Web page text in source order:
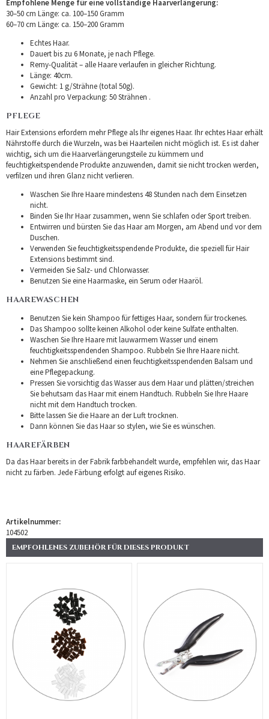
Empfohlene Menge für eine vollständige Haarverlängerung:
30–50 cm Länge: ca. 100–150 Gramm
60–70 cm Länge: ca. 150–200 Gramm
Echtes Haar.
Dauert bis zu 6 Monate, je nach Pflege.
Remy-Qualität – alle Haare verlaufen in gleicher Richtung.
Länge: 40cm.
Gewicht: 1 g/Strähne (total 50g).
Anzahl pro Verpackung: 50 Strähnen .
PFLEGE
Hair Extensions erfordern mehr Pflege als Ihr eigenes Haar. Ihr echtes Haar erhält
Nährstoffe durch die Wurzeln, was bei Haarteilen nicht möglich ist. Es ist daher
wichtig, sich um die Haarverlängerungsteile zu kümmern und
feuchtigkeitspendende Produkte anzuwenden, damit sie nicht trocken werden,
verfilzen und ihren Glanz nicht verlieren.
Waschen Sie Ihre Haare mindestens 48 Stunden nach dem Einsetzen
nicht.
Binden Sie Ihr Haar zusammen, wenn Sie schlafen oder Sport treiben.
Entwirren und bürsten Sie das Haar am Morgen, am Abend und vor dem
Duschen.
Verwenden Sie feuchtigkeitsspendende Produkte, die speziell für Hair
Extensions bestimmt sind.
Vermeiden Sie Salz- und Chlorwasser.
Benutzen Sie eine Haarmaske, ein Serum oder Haaröl.
HAAREWASCHEN
Benutzen Sie kein Shampoo für fettiges Haar, sondern für trockenes.
Das Shampoo sollte keinen Alkohol oder keine Sulfate enthalten.
Waschen Sie Ihre Haare mit lauwarmem Wasser und einem
feuchtigkeitsspendenden Shampoo. Rubbeln Sie Ihre Haare nicht.
Nehmen Sie anschließend einen feuchtigkeitsspendenden Balsam und
eine Pflegepackung.
Pressen Sie vorsichtig das Wasser aus dem Haar und plätten/streichen
Sie behutsam das Haar mit einem Handtuch. Rubbeln Sie Ihre Haare
nicht mit dem Handtuch trocken.
Bitte lassen Sie die Haare an der Luft trocknen.
Dann können Sie das Haar so stylen, wie Sie es wünschen.
HAAREFÄRBEN
Da das Haar bereits in der Fabrik farbbehandelt wurde, empfehlen wir, das Haar
nicht zu färben. Jede Färbung erfolgt auf eigenes Risiko.
Artikelnummer:
104502
EMPFOHLENES ZUBEHÖR FÜR DIESES PRODUKT